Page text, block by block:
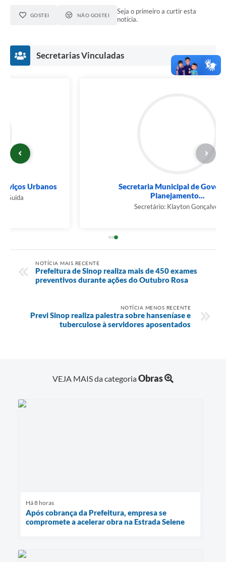
GOSTEI NÃO GOSTEI
Seja o primeiro a curtir esta
notícia.
Secretarias Vinculadas
Secretaria Municipal de Governo e
Secretário: Klayton Gonçalves
NOTÍCIA MAIS RECENTE
Prefeitura de Sinop realiza mais de 450 exames
preventivos durante ações do Outubro Rosa
NOTÍCIA MENOS RECENTE
Previ Sinop realiza palestra sobre hanseníase e
tuberculose à servidores aposentados
VEJA MAIS da categoriaObras
Há 8 horas
Após cobrança da Prefeitura, empresa se
compromete a acelerar obra na Estrada Selene